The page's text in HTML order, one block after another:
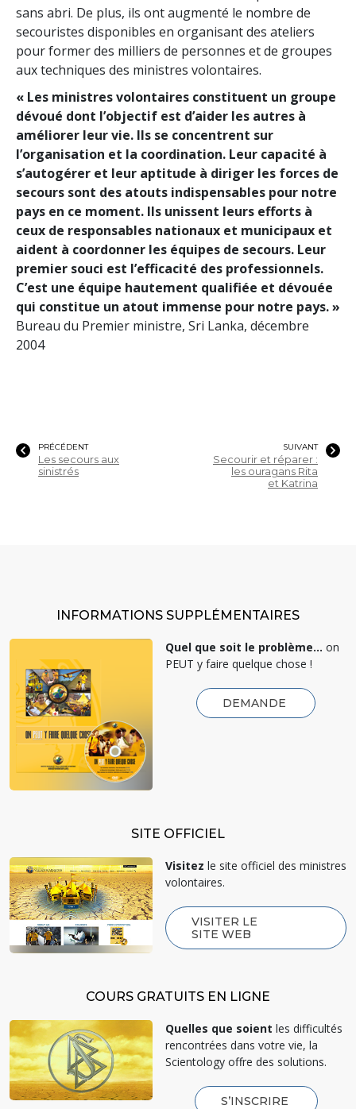
sans abri. De plus, ils ont augmenté le nombre de
secouristes disponibles en organisant des ateliers
pour former des milliers de personnes et de groupes
aux techniques des ministres volontaires.
« Les ministres volontaires constituent un groupe
dévoué dont l’objectif est d’aider les autres à
améliorer leur vie. Ils se concentrent sur
l’organisation et la coordination. Leur capacité à
s’autogérer et leur aptitude à diriger les forces de
secours sont des atouts indispensables pour notre
pays en ce moment. Ils unissent leurs efforts à
ceux de responsables nationaux et municipaux et
aident à coordonner les équipes de secours. Leur
premier souci est l’efficacité des professionnels.
C’est une équipe hautement qualifiée et dévouée
qui constitue un atout immense pour notre pays. »
Bureau du Premier ministre, Sri Lanka, décembre
2004
PRÉCÉDENT
Les secours aux
sinistrés
SUIVANT
Secourir et réparer :
les ouragans Rita
et Katrina
INFORMATIONS SUPPLÉMENTAIRES
Quel que soit le problème... on
PEUT y faire quelque chose !
DEMANDE
SITE OFFICIEL
Visitez le site officiel des ministres
volontaires.
VISITER LE
SITE WEB
COURS GRATUITS EN LIGNE
Quelles que soient les difficultés
rencontrées dans votre vie, la
Scientology offre des solutions.
S’INSCRIRE